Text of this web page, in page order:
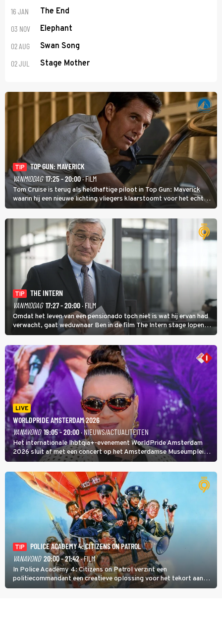
16 JAN The End
03 NOV Elephant
02 AUG Swan Song
02 JUL Stage Mother
TIP
TOP GUN: MAVERICK
VANMIDDAG 17:25 - 20:00· FILM
Tom Cruise is terug als heldhaftige piloot in Top Gun: Maverick
waarin hij een nieuwe lichting vliegers klaarstoomt voor het echte
werk.
TIP
THE INTERN
VANMIDDAG 17:27 - 20:00· FILM
Omdat het leven van een pensionado toch niet is wat hij ervan had
verwacht, gaat weduwnaar Ben in de film The Intern stage lopen
bij de hippe webwinkel van Jules, wat een gouden zet blijkt te zijn.
LIVE
WORLDPRIDE AMSTERDAM 2026
VANAVOND 19:05 - 20:00· NIEUWS/ACTUALITEITEN
Het internationale lhbtqia+-evenement WorldPride Amsterdam
2026 sluit af met een concert op het Amsterdamse Museumplein.
Anita Doth is een van de optredende artiesten. In de jaren 90
veroverde ze de wereld als zangeres van 2Unlimited.
TIP
POLICE ACADEMY 4: CITIZENS ON PATROL
VANAVOND 20:00 - 21:42· FILM
In Police Academy 4: Citizens on Patrol verzint een
politiecommandant een creatieve oplossing voor het tekort aan
agenten.